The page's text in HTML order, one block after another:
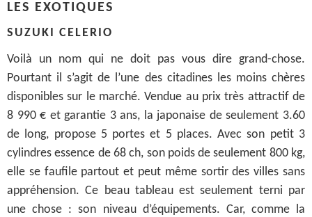
LES EXOTIQUES
SUZUKI CELERIO
Voilà un nom qui ne doit pas vous dire grand-chose.
Pourtant il s’agit de l’une des citadines les moins chères
disponibles sur le marché. Vendue au prix très attractif de
8 990 € et garantie 3 ans, la japonaise de seulement 3.60
de long, propose 5 portes et 5 places. Avec son petit 3
cylindres essence de 68 ch, son poids de seulement 800 kg,
elle se faufile partout et peut même sortir des villes sans
appréhension. Ce beau tableau est seulement terni par
une chose : son niveau d’équipements. Car, comme la